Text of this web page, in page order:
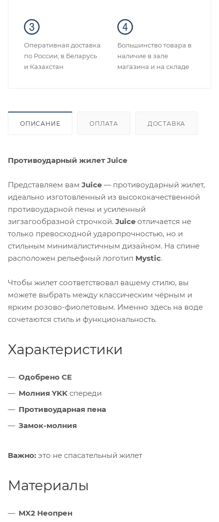
Оперативная доставка
по России, в Беларусь
и Казахстан
Большинство товара в
наличие в зале
магазина и на складе
ОПИСАНИЕ ОПЛАТА ДОСТАВКА
Противоударный жилет Juice
Представляем вам Juice — противоударный жилет,
идеально изготовленный из высококачественной
противоударной пены и усиленный
зигзагообразной строчкой. Juice отличается не
только превосходной ударопрочностью, но и
стильным минималистичным дизайном. На спине
расположен рельефный логотип Mystic.
Чтобы жилет соответствовал вашему стилю, вы
можете выбрать между классическим чёрным и
ярким розово-фиолетовым. Именно здесь на воде
сочетаются стиль и функциональность.
Характеристики
Одобрено CE
Молния YKK спереди
Противоударная пена
Замок-молния
Важно: это не спасательный жилет
Материалы
MX2 Неопрен